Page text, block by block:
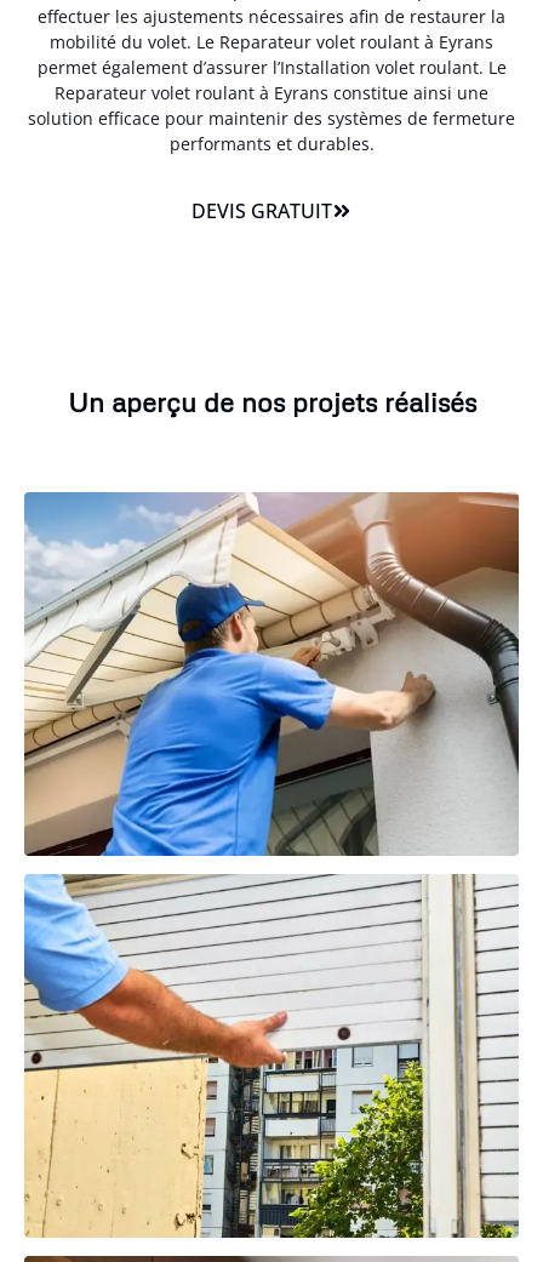
effectuer les ajustements nécessaires afin de restaurer la
mobilité du volet. Le Reparateur volet roulant à Eyrans
permet également d’assurer l’Installation volet roulant. Le
Reparateur volet roulant à Eyrans constitue ainsi une
solution efficace pour maintenir des systèmes de fermeture
performants et durables.
DEVIS GRATUIT
Un aperçu de nos projets réalisés